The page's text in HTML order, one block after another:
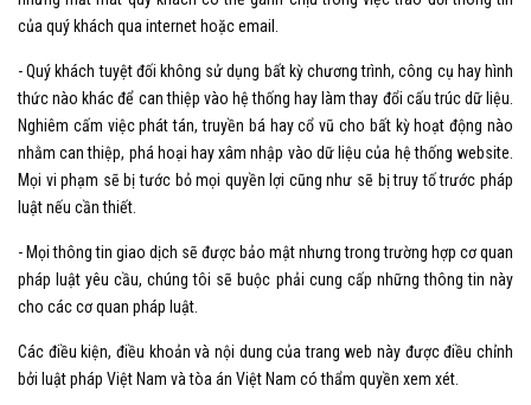
của quý khách qua internet hoặc email.
- Quý khách tuyệt đối không sử dụng bất kỳ chương trình, công cụ hay hình
thức nào khác để can thiệp vào hệ thống hay làm thay đổi cấu trúc dữ liệu.
Nghiêm cấm việc phát tán, truyền bá hay cổ vũ cho bất kỳ hoạt động nào
nhằm can thiệp, phá hoại hay xâm nhập vào dữ liệu của hệ thống website.
Mọi vi phạm sẽ bị tước bỏ mọi quyền lợi cũng như sẽ bị truy tố trước pháp
luật nếu cần thiết.
- Mọi thông tin giao dịch sẽ được bảo mật nhưng trong trường hợp cơ quan
pháp luật yêu cầu, chúng tôi sẽ buộc phải cung cấp những thông tin này
cho các cơ quan pháp luật.
Các điều kiện, điều khoản và nội dung của trang web này được điều chỉnh
bởi luật pháp Việt Nam và tòa án Việt Nam có thẩm quyền xem xét.